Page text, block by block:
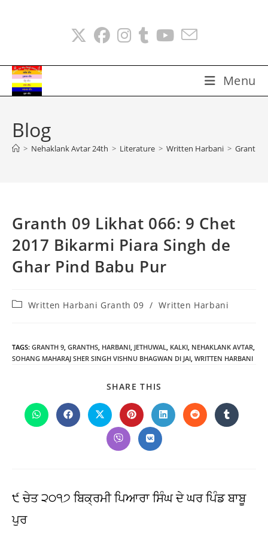
Menu
Blog
> Nehaklank Avtar 24th > Literature > Written Harbani > Granth
Granth 09 Likhat 066: 9 Chet
2017 Bikarmi Piara Singh de
Ghar Pind Babu Pur
PostWritten Harbani Granth 09 / Written Harbani
TAGS: GRANTH 9, GRANTHS, HARBANI, JETHUWAL, KALKI, NEHAKLANK AVTAR,
SOHANG MAHARAJ SHER SINGH VISHNU BHAGWAN DI JAI, WRITTEN HARBANI
SHARE THIS
CONTENT
Opens
in
Opens
in
Opens
in
new
window
Opens
in
new
window
Opens
in
Opens
in
Opens
in
Opens
in
Opens
in
੯ ਚੇਤ ੨੦੧੭ ਬਿਕ੍ਰਮੀ ਪਿਆਰਾ ਸਿੰਘ ਦੇ ਘਰ ਪਿੰਡ ਬਾਬੂ
ਪੁਰ